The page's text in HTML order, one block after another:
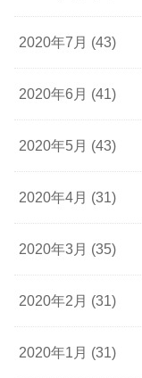
2020年7月 (43)
2020年6月 (41)
2020年5月 (43)
2020年4月 (31)
2020年3月 (35)
2020年2月 (31)
2020年1月 (31)